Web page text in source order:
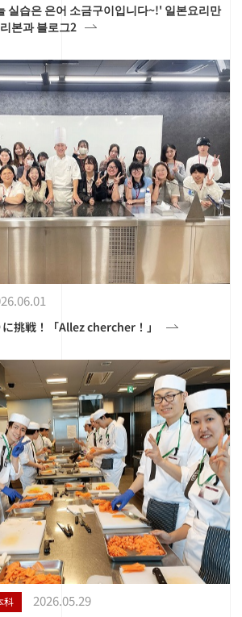
실습은 은어 소금구이입니다~!' 일본요리만
본과 블로그2
挑戦！「Allez chercher！」
科 2026.05.29